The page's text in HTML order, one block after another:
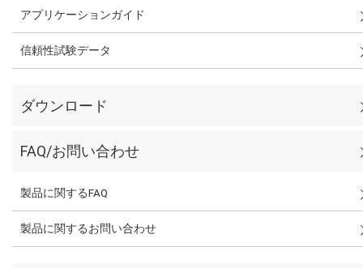
アプリケーションガイド
信頼性試験データ
ダウンロード
FAQ/お問い合わせ
製品に関するFAQ
製品に関するお問い合わせ